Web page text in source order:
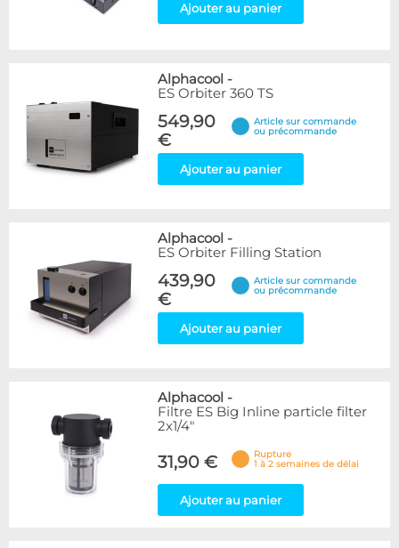
Ajouter au panier
Alphacool -
ES Orbiter 360 TS
549,90
€
Article sur commande
ou précommande
Ajouter au panier
Alphacool -
ES Orbiter Filling Station
439,90
€
Article sur commande
ou précommande
Ajouter au panier
Alphacool -
Filtre ES Big Inline particle filter
2x1/4"
31,90 €
Rupture
1 à 2 semaines de délai
Ajouter au panier